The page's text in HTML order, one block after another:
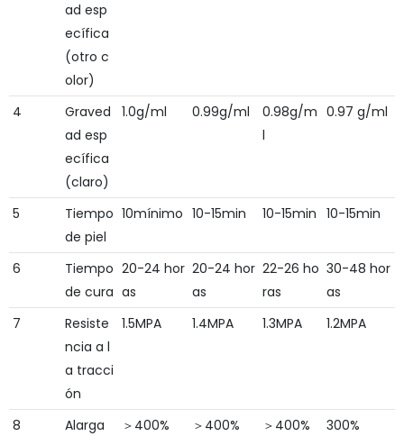
ad esp
ecífica
(otro c
olor)
4
Graved
ad esp
ecífica
(claro)
1.0g/ml 0.99g/ml
0.98g/m
l
0.97 g/ml
5
Tiempo
de piel
10mínimo 10-15min 10-15min 10-15min
6
Tiempo
de cura
20-24 hor
as
20-24 hor
as
22-26 ho
ras
30-48 hor
as
7
Resiste
ncia a l
a tracci
ón
1.5MPA 1.4MPA 1.3MPA 1.2MPA
8
Alarga
＞400% ＞400% ＞400% 300%